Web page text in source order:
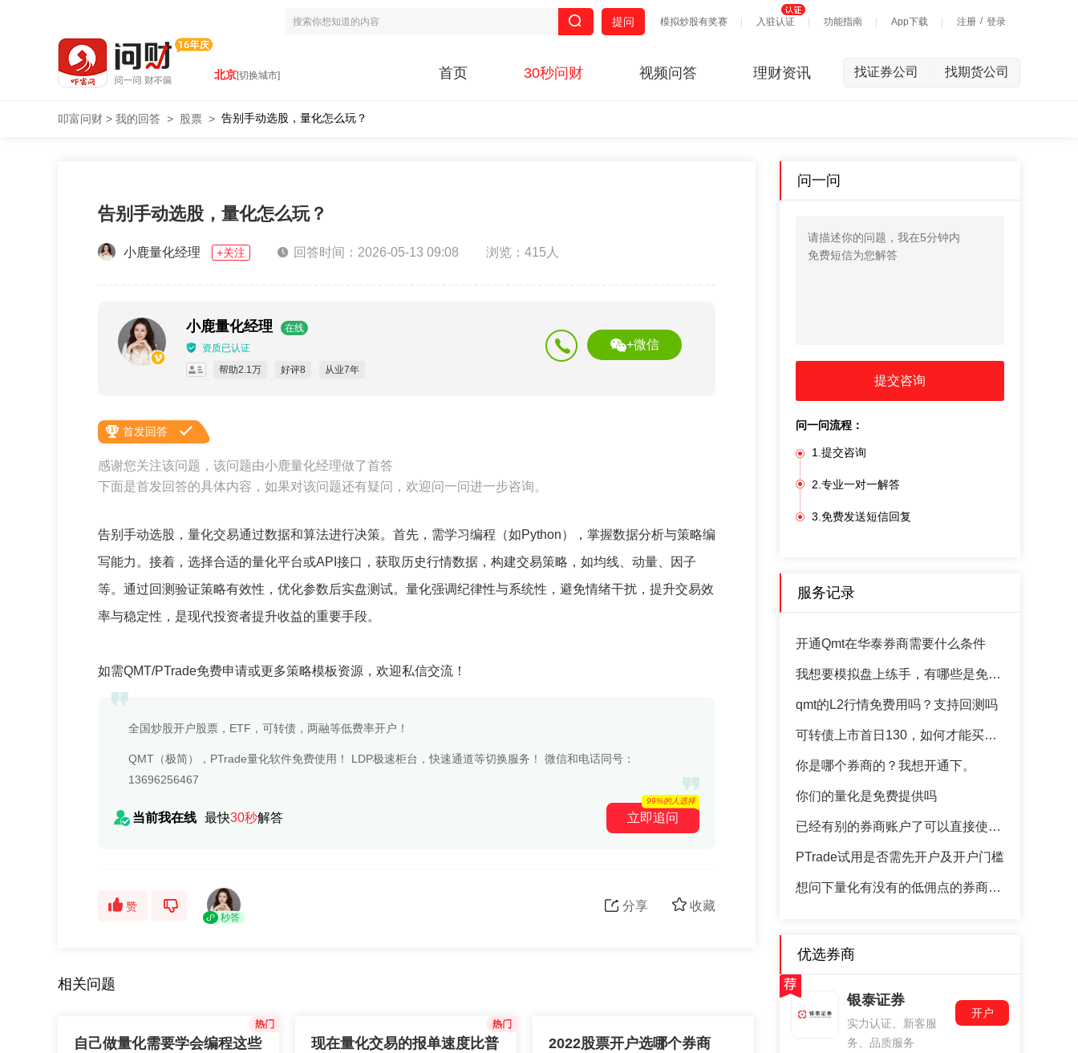
模拟炒股有奖赛 入驻认证 功能指南 App下载 注册 / 登录
提问
北京[切换城市] 首页 30秒问财 视频问答 理财资讯 找证券公司 找期货公司
叩富问财 > 我的回答 > 股票 > 告别手动选股，量化怎么玩？
告别手动选股，量化怎么玩？
小鹿量化经理 +关注 回答时间：2026-05-13 09:08 浏览：415人
小鹿量化经理
在线
资质已认证
帮助2.1万
好评8 从业7年
+微信
首发回答
感谢您关注该问题，该问题由小鹿量化经理做了首答
下面是首发回答的具体内容，如果对该问题还有疑问，欢迎问一问进一步咨询。
告别手动选股，量化交易通过数据和算法进行决策。首先，需学习编程（如Python），掌握数据分析与策略编
写能力。接着，选择合适的量化平台或API接口，获取历史行情数据，构建交易策略，如均线、动量、因子
等。通过回测验证策略有效性，优化参数后实盘测试。量化强调纪律性与系统性，避免情绪干扰，提升交易效
率与稳定性，是现代投资者提升收益的重要手段。
如需QMT/PTrade免费申请或更多策略模板资源，欢迎私信交流！
全国炒股开户股票，ETF，可转债，两融等低费率开户！
QMT（极简），PTrade量化软件免费使用！ LDP极速柜台，快速通道等切换服务！ 微信和电话同号：
13696256467
当前我在线 最快30秒解答 立即追问
99%的人选择
赞
秒答
收藏
分享
相关问题
自己做量化需要学会编程这些
现在量化交易的报单速度比普
2022股票开户选哪个券商
问一问
提交咨询
问一问流程：
1.提交咨询
2.专业一对一解答
3.免费发送短信回复
服务记录
开通Qmt在华泰券商需要什么条件
我想要模拟盘上练手，有哪些是免费的模拟盘的软件
qmt的L2行情免费用吗？支持回测吗
可转债上市首日130，如何才能买入成功
你是哪个券商的？我想开通下。
你们的量化是免费提供吗
已经有别的券商账户了可以直接使用吗
PTrade试用是否需先开户及开户门槛
想问下量化有没有的低佣点的券商推荐呢
优选券商
银泰证券
实力认证、新客服
务、品质服务
开户